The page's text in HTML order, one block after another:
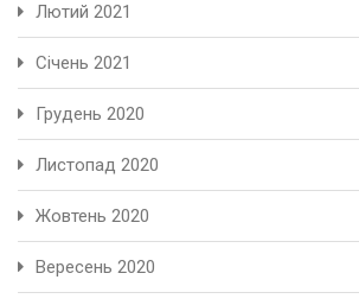
Лютий 2021
Січень 2021
Грудень 2020
Листопад 2020
Жовтень 2020
Вересень 2020